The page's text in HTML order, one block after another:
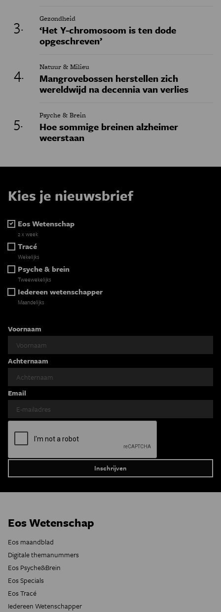
Gezondheid
‘Het Y-chromosoom is ten dode
opgeschreven’
Natuur & Milieu
Mangrovebossen herstellen zich
wereldwijd na decennia van verlies
Psyche & Brein
Hoe sommige breinen alzheimer
weerstaan
Kies je nieuwsbrief
Eos Wetenschap
2 x week
Tracé
Wekelijks
Psyche & brein
Tweewekelijks
Iedereen wetenschapper
Maandelijks
Voornaam
Achternaam
Email
Eos Wetenschap
Eos maandblad
Digitale themanummers
Eos Psyche&Brein
Eos Specials
Eos Tracé
Iedereen Wetenschapper